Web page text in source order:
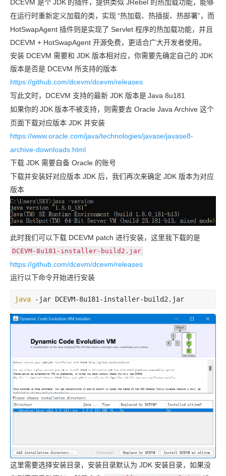
DCEVM 是个JDK 的插件，提供类似 JRebel 的热加载功能，能够
在运行时重新定义加载的类，实现“热加载、热插拔、热部署”，而
HotSwapAgent 插件则是实现了 Servlet 程序的热加载功能，并且
DCEVM + HotSwapAgent 开源免费，更适合广大开发者使用。
安装 DCEVM 需要和 JDK 版本相对应，你需要先确定自己的 JDK
版本是否是 DCEVM 所支持的版本
https://github.com/dcevm/dcevm/releases
写此文时，DCEVM 支持的最新 JDK 版本是Java 8u181
如果你的 JDK 版本不被支持，则需要去 Oracle Java Archive 这个
页面下载对应版本 JDK 并安装
https://www.oracle.com/java/technologies/javase/javase8-
archive-downloads.html
下载 JDK 需要自备 Oracle 的账号
下载并安装好对应版本 JDK 后，我们再次来确定 JDK 版本为对应
版本
此时我们可以下载 DCEVM patch 进行安装，这里我下载的是
DCEVM-8u181-installer-build2.jar
https://github.com/dcevm/dcevm/releases
运行以下命令开始进行安装
java -jar DCEVM-8u181-installer-build2.jar
这里需要选择安装目录，安装目录默认为 JDK 安装目录，如果没